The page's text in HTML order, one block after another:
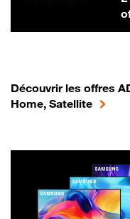
Découvrir les offres
Home, Satellite